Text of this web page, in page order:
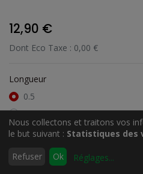
Rechercher
12,90 €
Dont Eco Taxe : 0,00 €
Longueur
0.5
1
1.5
Nous collectons et traitons vos
le but suivant : Statistiques des
Refuser Ok Réglages...